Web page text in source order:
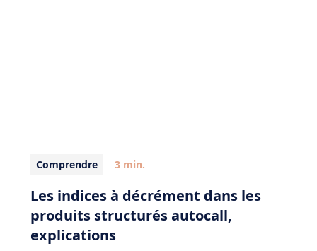
Comprendre 3 min.
Les indices à décrément dans les
produits structurés autocall,
explications